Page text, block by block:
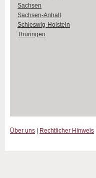
Sachsen
Sachsen-Anhalt
Schleswig-Holstein
Thüringen
Über uns Rechtlicher Hinweis